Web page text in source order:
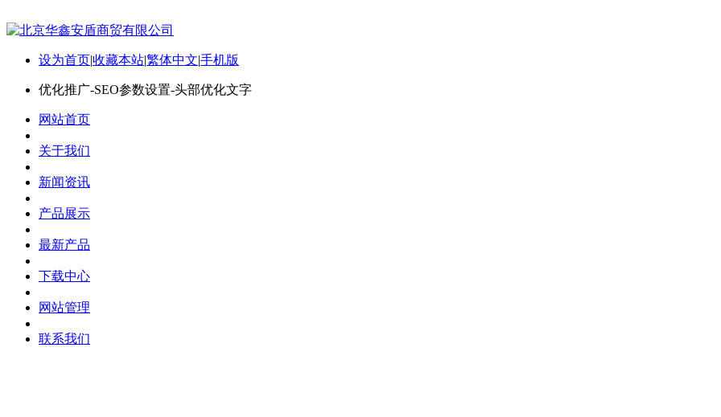
设为首页|收藏本站|繁体中文|手机版
优化推广-SEO参数设置-头部优化文字
网站首页
关于我们
新闻资讯
产品展示
最新产品
下载中心
网站管理
联系我们